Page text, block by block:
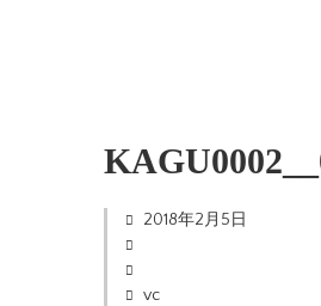
2018年2月5日
vc